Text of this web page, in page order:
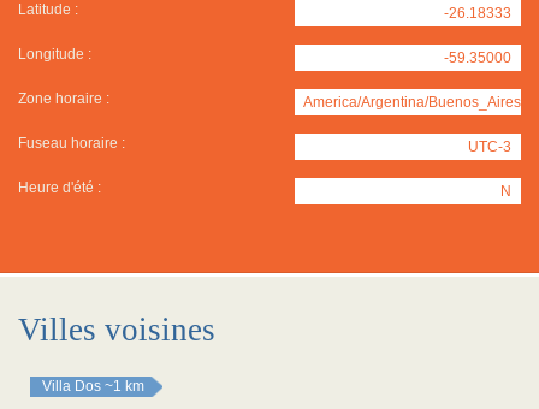
Latitude : -26.18333
Longitude : -59.35000
Zone horaire : America/Argentina/Buenos_Aires
Fuseau horaire : UTC-3
Heure d'été : N
Villes voisines
Villa Dos ~1 km